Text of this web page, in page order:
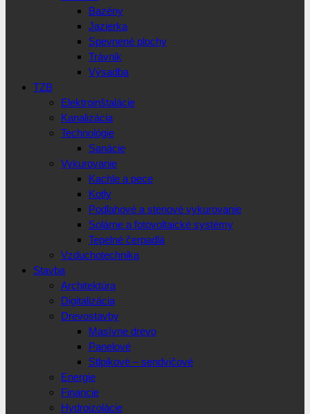
Bazény
Jazierka
Spevnené plochy
Trávnik
Výsadba
TZB
Elektroinštalácie
Kanalizácia
Technológie
Sanácie
Vykurovanie
Kachle a pece
Kotly
Podlahové a stenové vykurovanie
Solárne a fotovoltaické systémy
Tepelné čerpadlá
Vzduchotechnika
Stavba
Architektúra
Digitalizácia
Drevostavby
Masívne drevo
Panelové
Stlpikové – sendvičové
Energie
Financie
Hydroizolácie